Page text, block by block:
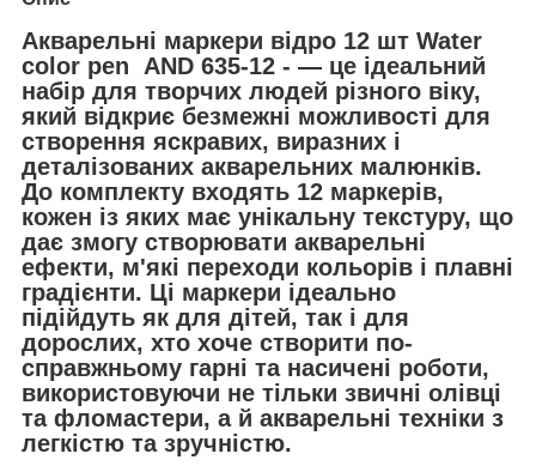
Акварельні маркери відро 12 шт Water
color pen AND 635-12 - — це ідеальний
набір для творчих людей різного віку,
який відкриє безмежні можливості для
створення яскравих, виразних і
деталізованих акварельних малюнків.
До комплекту входять 12 маркерів,
кожен із яких має унікальну текстуру, що
дає змогу створювати акварельні
ефекти, м'які переходи кольорів і плавні
градієнти. Ці маркери ідеально
підійдуть як для дітей, так і для
дорослих, хто хоче створити по-
справжньому гарні та насичені роботи,
використовуючи не тільки звичні олівці
та фломастери, а й акварельні техніки з
легкістю та зручністю.